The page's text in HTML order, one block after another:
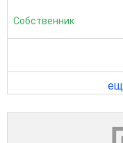
Собственник